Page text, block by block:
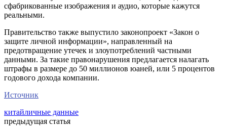
сфабрикованные изображения и аудио, которые кажутся
реальными.
Правительство также выпустило законопроект «Закон о
защите личной информации», направленный на
предотвращение утечек и злоупотреблений частными
данными. За такие правонарушения предлагается налагать
штрафы в размере до 50 миллионов юаней, или 5 процентов
годового дохода компании.
Источник
китайличные данные
предыдущая статья